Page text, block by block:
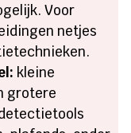
Voor
netjes
kleine
grotere